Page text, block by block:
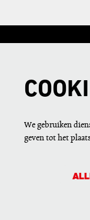
We gebruiken
geven tot het